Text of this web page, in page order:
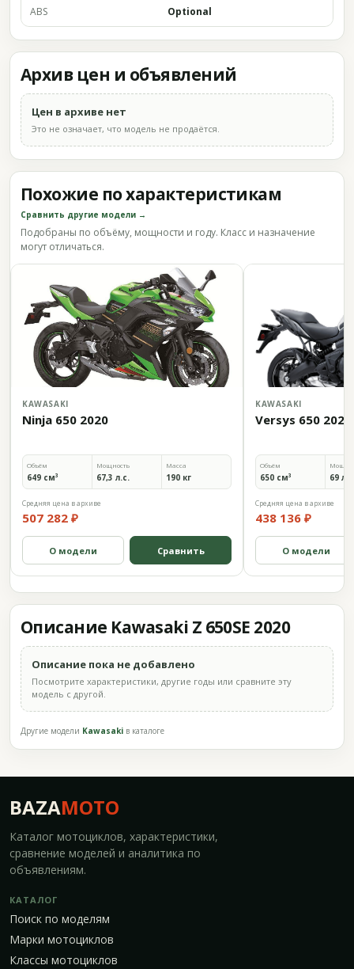
ABS Optional
Архив цен и объявлений
Цен в архиве нет
Это не означает, что модель не продаётся.
Похожие по характеристикам
Сравнить другие модели →
Подобраны по объёму, мощности и году. Класс и назначение
могут отличаться.
KAWASAKI
Ninja 650 2020
Объём
649 см³
Мощность
67,3 л.с.
Масса
190 кг
Средняя цена в архиве
507 282 ₽
О модели Сравнить
KAWASAKI
Versys 650 2020
Объём
650 см³ 69
Средняя цена в архиве
438 136 ₽
О модели
Описание Kawasaki Z 650SE 2020
Описание пока не добавлено
Посмотрите характеристики, другие годы или сравните эту
модель с другой.
Другие модели Kawasaki в каталоге
BAZAMOTO
Каталог мотоциклов, характеристики,
сравнение моделей и аналитика по
объявлениям.
КАТАЛОГ
Поиск по моделям
Марки мотоциклов
Классы мотоциклов